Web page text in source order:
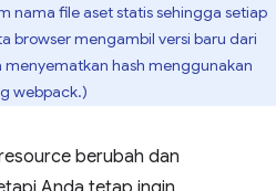
nama file aset statis sehingga setiap
browser mengambil versi baru dari
menyematkan hash menggunakan
webpack.)
berubah dan